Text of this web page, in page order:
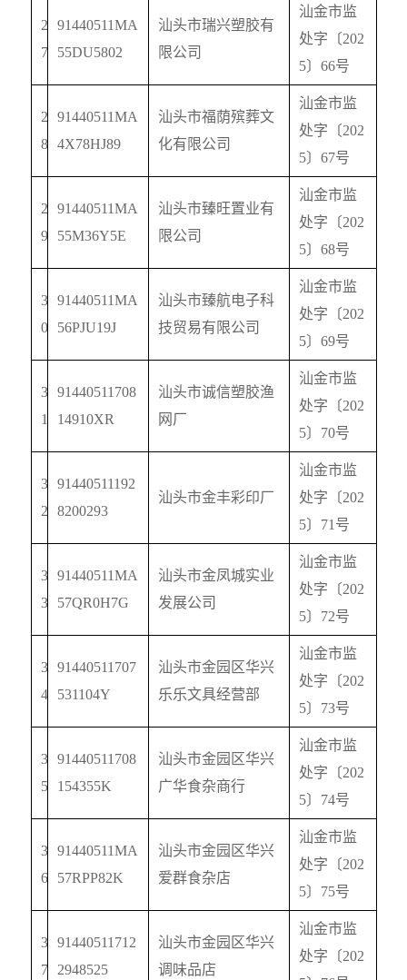
2
7
91440511MA
55DU5802
汕头市瑞兴塑胶有
限公司
汕金市监
处字〔202
5〕 66号
2
8
91440511MA
4X78HJ89
汕头市福荫殡葬文
化有限公司
汕金市监
处字〔202
5〕 67号
2
9
91440511MA
55M36Y5E
汕头市臻旺置业有
限公司
汕金市监
处字〔202
5〕 68号
3
0
91440511MA
56PJU19J
汕头市臻航电子科
技贸易有限公司
汕金市监
处字〔202
5〕 69号
3
1
91440511708
14910XR
汕头市诚信塑胶渔
网厂
汕金市监
处字〔202
5〕 70号
3
2
91440511192
8200293
汕头市金丰彩印厂
汕金市监
处字〔202
5〕 71 号
3
3
91440511MA
57QR0H7G
汕头市金凤城实业
发展公司
汕金市监
处字〔202
5〕 72号
3
4
91440511707
531104Y
汕头市金园区华兴
乐乐文具经营部
汕金市监
处字〔202
5〕 73号
3
5
91440511708
154355K
汕头市金园区华兴
广华食杂商行
汕金市监
处字〔202
5〕 74号
3
6
91440511MA
57RPP82K
汕头市金园区华兴
爱群食杂店
汕金市监
处字〔202
5〕 75号
3
7
91440511712
2948525
汕头市金园区华兴
调味品店
汕金市监
处字〔202